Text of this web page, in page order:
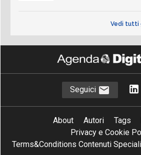
Vedi tutti
Seguici
About Autori Tags
Privacy e Cookie
Terms&Conditions Contenuti